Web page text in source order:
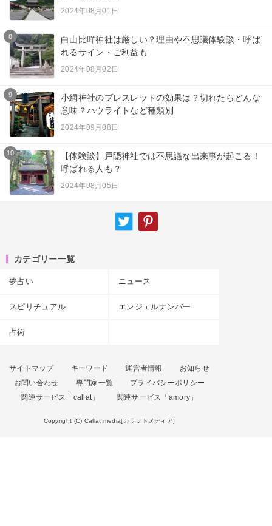
2024年08月01日
8
白山比咩神社は厳しい？理由や不思議体験談・呼ば
れるサイン・ご利益も
2024年08月02日
9
小網神社のブレスレットの効果は？切れたらどんな
意味？ハウライトなど種類別
2024年09月08日
10
【体験談】戸隠神社では不思議な出来事が起こる！
呼ばれる人も？
2024年08月05日
カテゴリー一覧
夢占い ニュース
スピリチュアル エンジェルナンバー
占術
サイトマップ キーワード 運営者情報
お知らせ
お問い合わせ
専門家一覧
プライバシーポリシー
関連サービス「callat」
関連サービス「amory」
Copyright (C) Callat media[カラットメディア]